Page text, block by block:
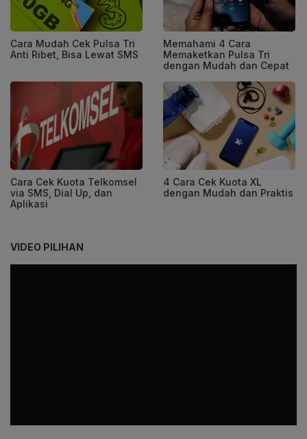
Cara Mudah Cek Pulsa Tri
Anti Ribet, Bisa Lewat SMS
Memahami 4 Cara
Memaketkan Pulsa Tri
dengan Mudah dan Cepat
Cara Cek Kuota Telkomsel
via SMS, Dial Up, dan
Aplikasi
4 Cara Cek Kuota XL
dengan Mudah dan Praktis
VIDEO PILIHAN